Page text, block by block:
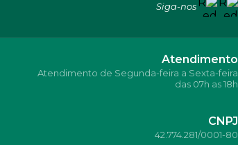
Siga-nos
Atendimento
Atendimento de Segunda-feira a Sexta-feira
das 07h as 18h
CNPJ
42.774.281/0001-80